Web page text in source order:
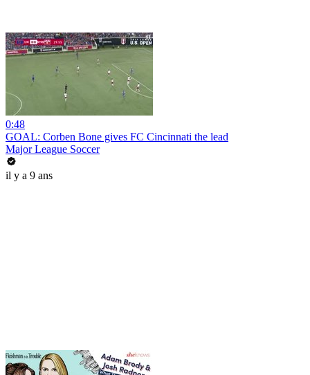
0:48
GOAL: Corben Bone gives FC Cincinnati the lead
Major League Soccer
il y a 9 ans